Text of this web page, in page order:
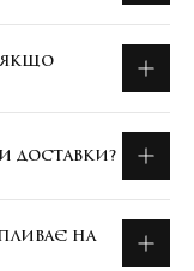
ЯКЩО
ДОСТАВКИ?
НА